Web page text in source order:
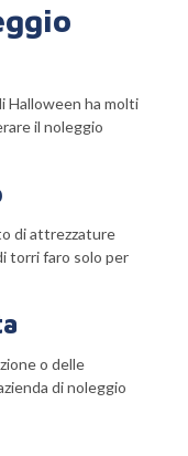
Halloween ha molti
il noleggio
di attrezzature
torri faro solo per
o delle
di noleggio